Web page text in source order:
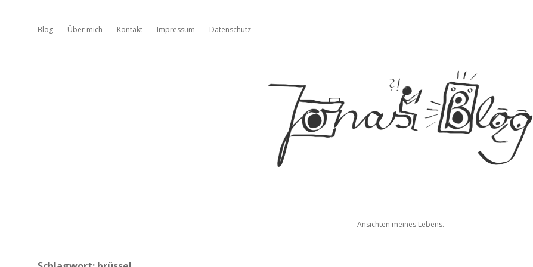
Blog Über mich Kontakt Impressum Datenschutz
Jonas'
Ansichten meines Lebens.